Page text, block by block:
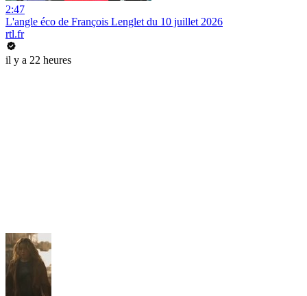
2:47
L'angle éco de François Lenglet du 10 juillet 2026
rtl.fr
il y a 22 heures